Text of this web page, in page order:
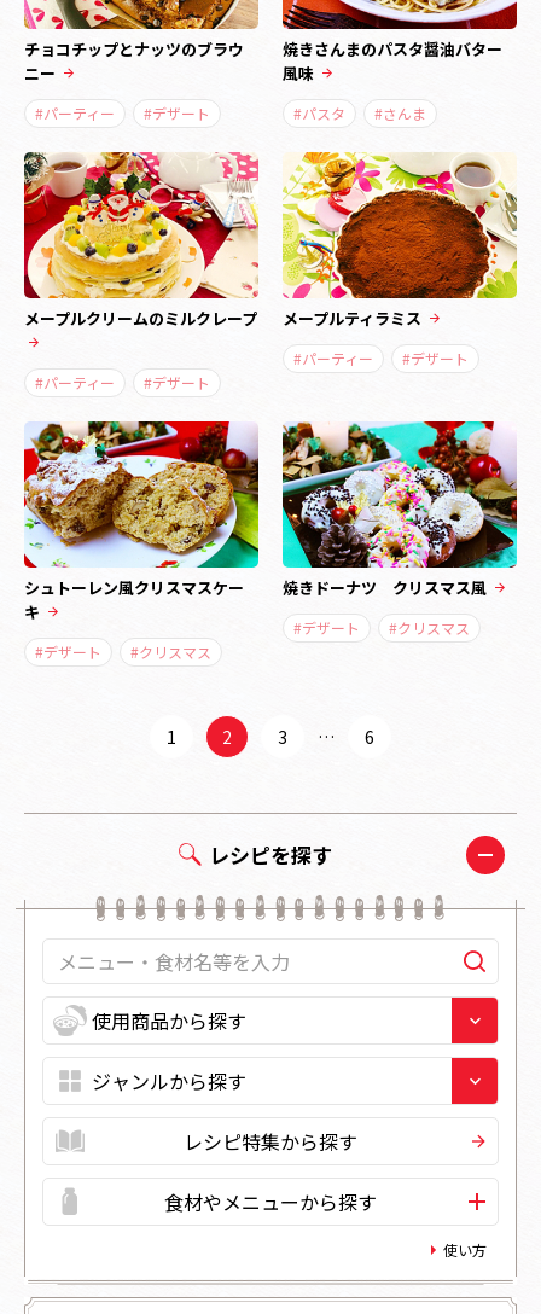
チョコチップとナッツのブラウ
ニー
#パーティー #デザート
焼きさんまのパスタ醤油バター
風味
#パスタ #さんま
メープルクリームのミルクレープ
#パーティー #デザート
メープルティラミス
#パーティー #デザート
シュトーレン風クリスマスケー
キ
#デザート #クリスマス
焼きドーナツ クリスマス風
#デザート #クリスマス
1 2 3 … 6
レシピを探す
レシピ特集から探す
食材やメニューから探す
使い方